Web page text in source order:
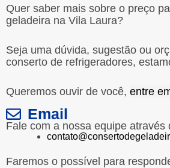
Quer saber mais sobre o preço
geladeira na Vila Laura?
Seja uma dúvida, sugestão ou
conserto de refrigeradores,
Queremos ouvir de você, entre
Email
Fale com a nossa equipe através
Faremos o possível para